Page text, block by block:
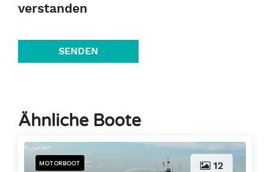
verstanden
SENDEN
Ähnliche Boote
12
MOTORBOOT